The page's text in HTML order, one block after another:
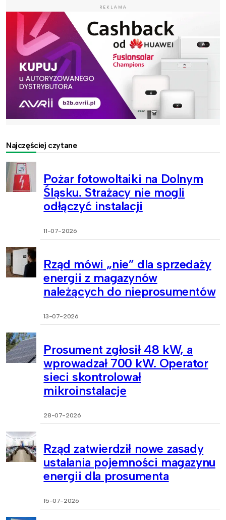
REKLAMA
Najczęściej czytane
Pożar fotowoltaiki na Dolnym
Śląsku. Strażacy nie mogli
odłączyć instalacji
11-07-2026
Rząd mówi „nie” dla sprzedaży
energii z magazynów
należących do nieprosumentów
13-07-2026
Prosument zgłosił 48 kW, a
wprowadzał 700 kW. Operator
sieci skontrolował
mikroinstalacje
28-07-2026
Rząd zatwierdził nowe zasady
ustalania pojemności magazynu
energii dla prosumenta
15-07-2026